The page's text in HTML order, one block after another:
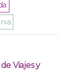
Viajes y